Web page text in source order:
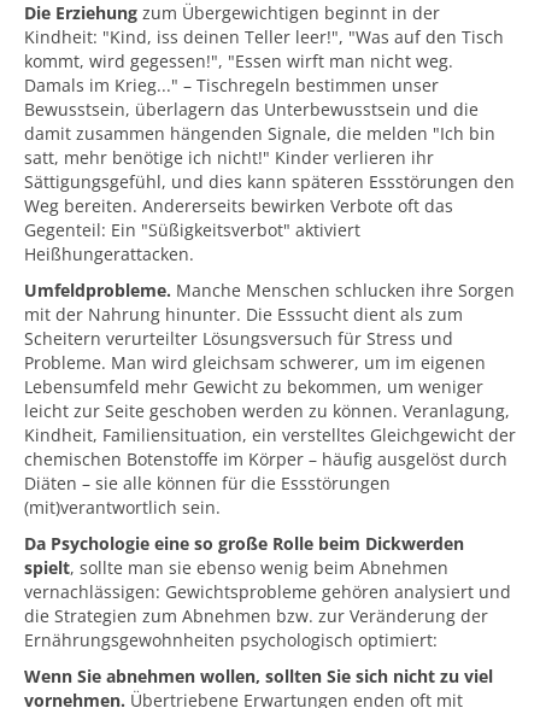
Die Erziehung zum Übergewichtigen beginnt in der
Kindheit: "Kind, iss deinen Teller leer!", "Was auf den Tisch
kommt, wird gegessen!", "Essen wirft man nicht weg.
Damals im Krieg..." – Tischregeln bestimmen unser
Bewusstsein, überlagern das Unterbewusstsein und die
damit zusammen hängenden Signale, die melden "Ich bin
satt, mehr benötige ich nicht!" Kinder verlieren ihr
Sättigungsgefühl, und dies kann späteren Essstörungen den
Weg bereiten. Andererseits bewirken Verbote oft das
Gegenteil: Ein "Süßigkeitsverbot" aktiviert
Heißhungerattacken.
Umfeldprobleme. Manche Menschen schlucken ihre Sorgen
mit der Nahrung hinunter. Die Esssucht dient als zum
Scheitern verurteilter Lösungsversuch für Stress und
Probleme. Man wird gleichsam schwerer, um im eigenen
Lebensumfeld mehr Gewicht zu bekommen, um weniger
leicht zur Seite geschoben werden zu können. Veranlagung,
Kindheit, Familiensituation, ein verstelltes Gleichgewicht der
chemischen Botenstoffe im Körper – häufig ausgelöst durch
Diäten – sie alle können für die Essstörungen
(mit)verantwortlich sein.
Da Psychologie eine so große Rolle beim Dickwerden
spielt, sollte man sie ebenso wenig beim Abnehmen
vernachlässigen: Gewichtsprobleme gehören analysiert und
die Strategien zum Abnehmen bzw. zur Veränderung der
Ernährungsgewohnheiten psychologisch optimiert:
Wenn Sie abnehmen wollen, sollten Sie sich nicht zu viel
vornehmen. Übertriebene Erwartungen enden oft mit